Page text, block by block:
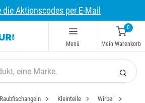
Aktionscodes per E-Mail
Menü
0
Mein Warenkorb
Raubfischangeln Kleinteile
Wirbel